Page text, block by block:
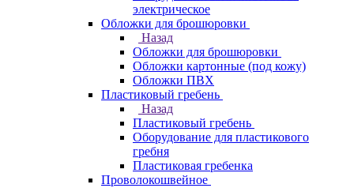
электрическое
Обложки для брошюровки
Назад
Обложки для брошюровки
Обложки картонные (под кожу)
Обложки ПВХ
Пластиковый гребень
Назад
Пластиковый гребень
Оборудование для пластикового
гребня
Пластиковая гребенка
Проволокошвейное